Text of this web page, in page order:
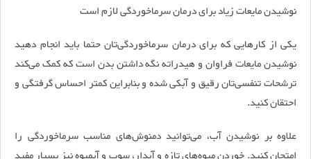
نوشیدن مایعات زیاد برای درمان سرماخوردگی لازم است
یکی از کار‌هایی که برای درمان سرماخوردگی‌تان حتما باید انجام دهید
نوشیدن مایعات فراوان و هیدراته نگه داشتن بدن است که کمک می‌کند
ترشحات تنفسی‌تان رقیق و آبکی شده و بنابراین کمتر احساس گرفتگی و
احتقان کنید.
علاوه بر نوشیدن آب، می‌توانید دمنوش‌های مناسب سرماخوردگی را